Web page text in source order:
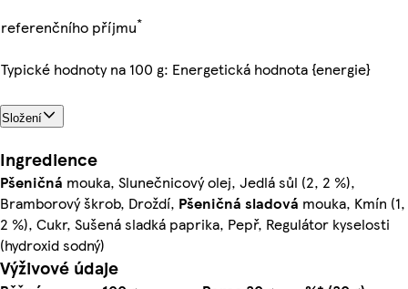
referenčního příjmu*
Typické hodnoty na 100 g: Energetická hodnota {energie}
Složení
Ingredience
Pšeničná mouka, Slunečnicový olej, Jedlá sůl (2, 2 %),
Bramborový škrob, Droždí, Pšeničná sladová mouka, Kmín (1,
2 %), Cukr, Sušená sladká paprika, Pepř, Regulátor kyselosti
(hydroxid sodný)
Výživové údaje